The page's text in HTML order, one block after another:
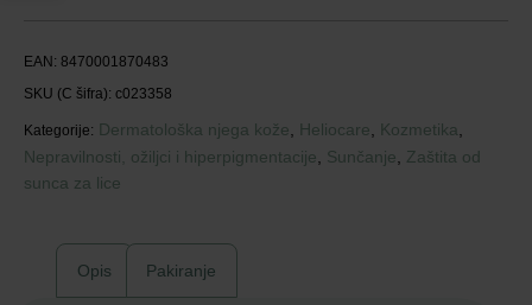
EAN: 8470001870483
SKU (C šifra): c023358
Kategorije: Dermatološka njega kože Heliocare Kozmetika
Nepravilnosti, ožiljci i hiperpigmentacije
Sunčanje
Zaštita od
sunca za lice
Opis Pakiranje